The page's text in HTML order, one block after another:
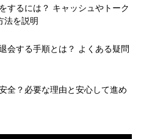
するには？ キャッシュやトーク
法を説明
会する手順とは？ よくある疑問
全？必要な理由と安心して進め